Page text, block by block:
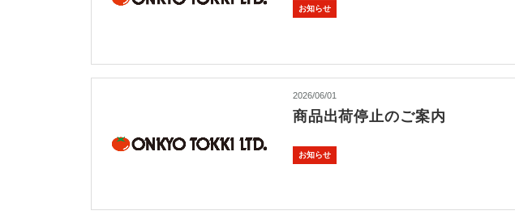
お知らせ
2026/06/01
商品出荷停止のご案内
お知らせ